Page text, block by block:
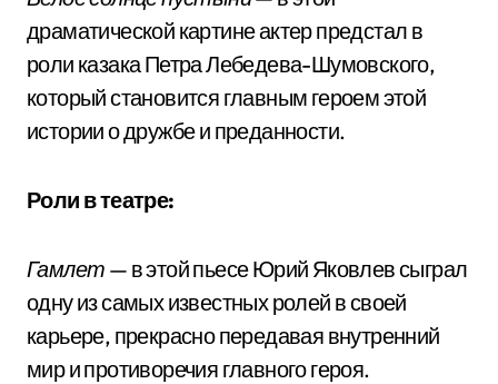
драматической картине актер предстал в
роли казака Петра Лебедева-Шумовского,
который становится главным героем этой
истории о дружбе и преданности.
Роли в театре:
Гамлет — в этой пьесе Юрий Яковлев сыграл
одну из самых известных ролей в своей
карьере, прекрасно передавая внутренний
мир и противоречия главного героя.